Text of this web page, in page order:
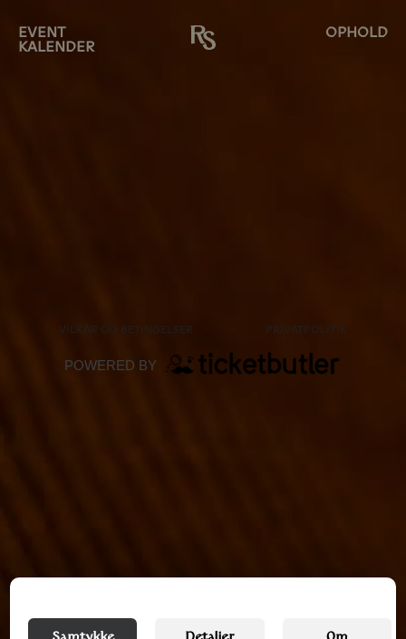
EVENT
KALENDER
OPHOLD
VILKÅR OG BETINGELSER PRIVATPOLITIK
POWERED BY
Samtykke Detaljer Om